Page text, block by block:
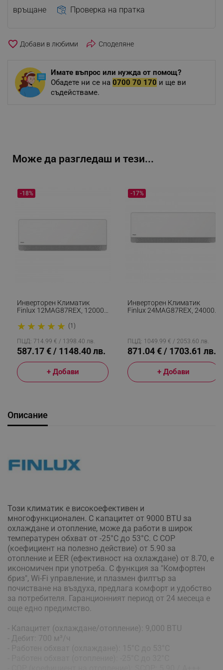
връщане
Проверка на пратка
favorite_border Споделяне
Имате въпрос или нужда от помощ?
Обадете ни се на 0700 70 170 и ще ви
съдействаме.
Може да разгледаш и тези...
Инверторен Климатик
Finlux 12MAG87REX, 12000
Обдухване, Комфортен
Бриз, Плазмен Филтър, Бял
★ ★ ★ ★ ★ (1)
-18%
ПЦД: 714.99 € / 1398.40 лв.
587.17 € / 1148.40 лв.
+ Добави
Инверторен Климатик
Finlux 24MAG87REX, 24000
Филтър, Бял
-17%
ПЦД: 1049.99 € / 2053.60 лв.
871.04 € / 1703.61 лв.
+ Добави
Описание
Този климатик е високоефективен и
многофункционален. С капацитет от 9000 BTU за
охлаждане и отопление, може да работи в широк
температурен обхват от -25°C до 53°C. С COP
(коефициент на полезно действие) от 5.90 за
отопление и EER (ефективност на охлаждане) от 8.70, е
икономичен при употреба. С функция за "Комфортен
бриз", Wi-Fi управление, и плазмен филтър за
почистване на въздуха, предлага комфорт и удобство
за потребителя. Гаранционният период от 24 месеца е
още едно предимство.
- Капацитет (охлаждане/отопление): 9,000 BTU
- Дебит: 700 м³/ч